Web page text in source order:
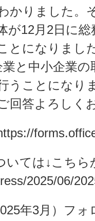
かりました。
が12月2日に
とになりまし
と中小企業
うことになり
回答よろしく
いては↓こちら
2025/06/
年3月）フ